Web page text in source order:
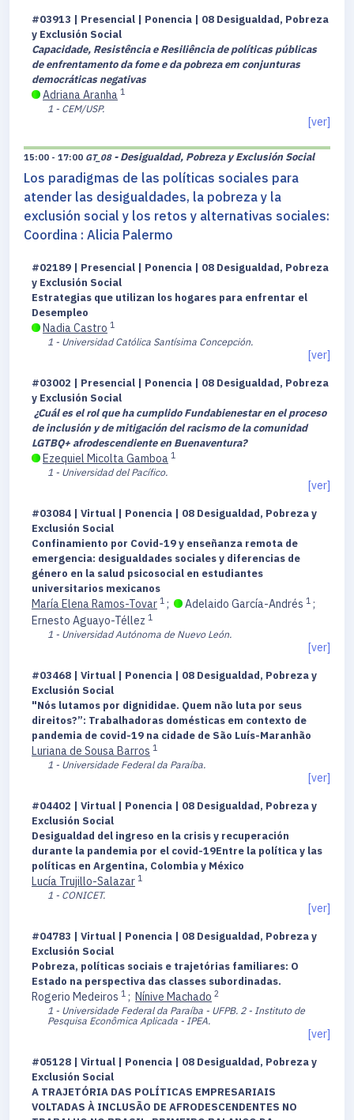
#03913 | Presencial | Ponencia | 08 Desigualdad, Pobreza
y Exclusión Social
Capacidade, Resistência e Resiliência de políticas públicas
de enfrentamento da fome e da pobreza em conjunturas
democráticas negativas
Adriana Aranha 1
1 - CEM/USP.
[ver]
15:00 - 17:00 GT_08 - Desigualdad, Pobreza y Exclusión Social
Los paradigmas de las políticas sociales para
atender las desigualdades, la pobreza y la
exclusión social y los retos y alternativas sociales:
Coordina : Alicia Palermo
#02189 | Presencial | Ponencia | 08 Desigualdad, Pobreza
y Exclusión Social
Estrategias que utilizan los hogares para enfrentar el
Desempleo
Nadia Castro 1
1 - Universidad Católica Santísima Concepción.
[ver]
#03002 | Presencial | Ponencia | 08 Desigualdad, Pobreza
y Exclusión Social
¿Cuál es el rol que ha cumplido Fundabienestar en el proceso
de inclusión y de mitigación del racismo de la comunidad
LGTBQ+ afrodescendiente en Buenaventura?
Ezequiel Micolta Gamboa 1
1 - Universidad del Pacífico.
[ver]
#03084 | Virtual | Ponencia | 08 Desigualdad, Pobreza y
Exclusión Social
Confinamiento por Covid-19 y enseñanza remota de
emergencia: desigualdades sociales y diferencias de
género en la salud psicosocial en estudiantes
universitarios mexicanos
María Elena Ramos-Tovar 1 ; Adelaido García-Andrés 1 ;
Ernesto Aguayo-Téllez 1
1 - Universidad Autónoma de Nuevo León.
[ver]
#03468 | Virtual | Ponencia | 08 Desigualdad, Pobreza y
Exclusión Social
"Nós lutamos por dignididae. Quem não luta por seus
direitos?”: Trabalhadoras domésticas em contexto de
pandemia de covid-19 na cidade de São Luís-Maranhão
Luriana de Sousa Barros 1
1 - Universidade Federal da Paraíba.
[ver]
#04402 | Virtual | Ponencia | 08 Desigualdad, Pobreza y
Exclusión Social
Desigualdad del ingreso en la crisis y recuperación
durante la pandemia por el covid-19Entre la política y las
políticas en Argentina, Colombia y México
Lucía Trujillo-Salazar 1
1 - CONICET.
[ver]
#04783 | Virtual | Ponencia | 08 Desigualdad, Pobreza y
Exclusión Social
Pobreza, políticas sociais e trajetórias familiares: O
Estado na perspectiva das classes subordinadas.
Rogerio Medeiros 1 ; Nínive Machado 2
1 - Universidade Federal da Paraíba - UFPB. 2 - Instituto de
Pesquisa Econômica Aplicada - IPEA.
[ver]
#05128 | Virtual | Ponencia | 08 Desigualdad, Pobreza y
Exclusión Social
A TRAJETÓRIA DAS POLÍTICAS EMPRESARIAIS
VOLTADAS À INCLUSÃO DE AFRODESCENDENTES NO